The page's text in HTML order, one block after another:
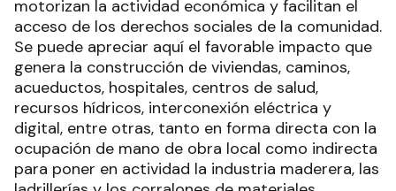
motorizan la actividad económica y facilitan el
acceso de los derechos sociales de la comunidad.
Se puede apreciar aquí el favorable impacto que
genera la construcción de viviendas, caminos,
acueductos, hospitales, centros de salud,
recursos hídricos, interconexión eléctrica y
digital, entre otras, tanto en forma directa con la
ocupación de mano de obra local como indirecta
para poner en actividad la industria maderera, las